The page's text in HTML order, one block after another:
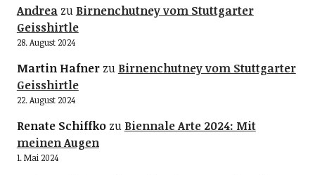
Andreazu Birnenchutney vom Stuttgarter
Geisshirtle
28. August 2024
Martin Hafnerzu Birnenchutney vom Stuttgarter
Geisshirtle
22. August 2024
Renate Schiffkozu Biennale Arte 2024: Mit
meinen Augen
1. Mai 2024